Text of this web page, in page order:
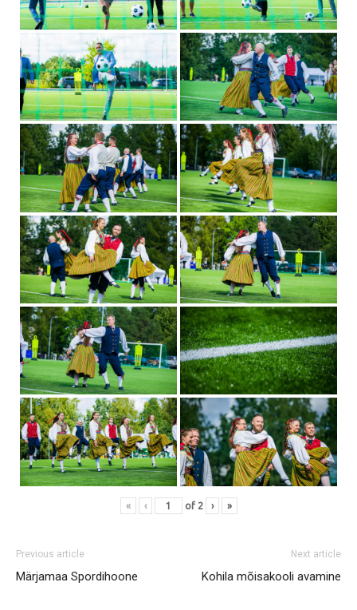
« ‹ of 2 › »
Previous article
Märjamaa Spordihoone
Next article
Kohila mõisakooli avamine